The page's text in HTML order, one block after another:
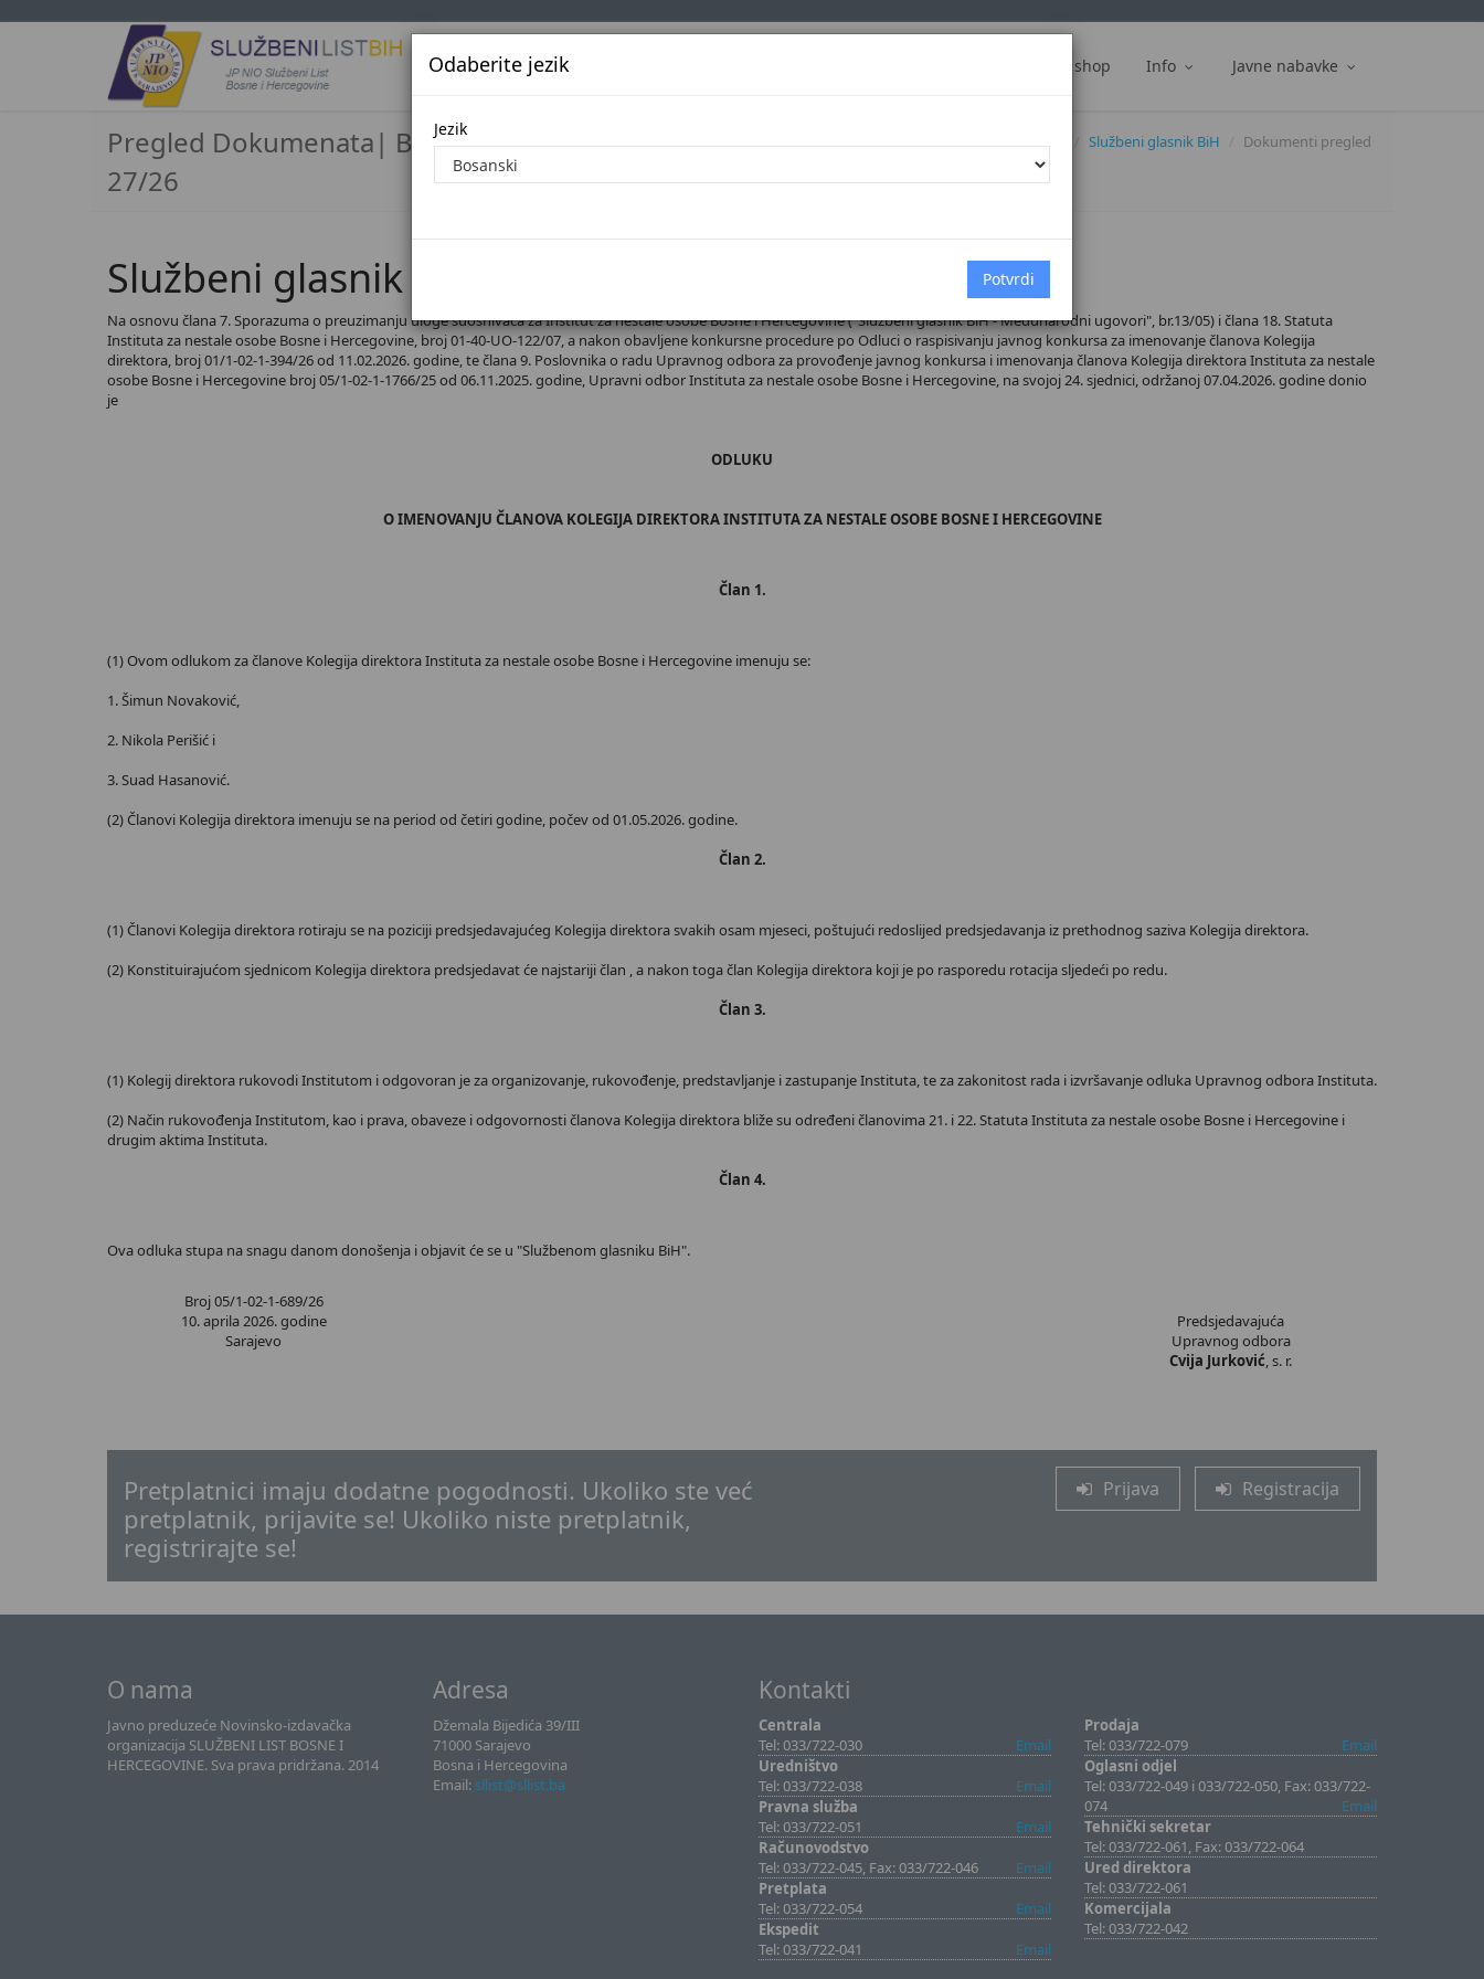
Jezik Službena glasila Web shop Info Javne nabavke
Odaberite jezik
Jezik
Pregled Dokumenata| Broj
27/26
Početna Dokumenti Službeni glasnik BiH Dokumenti pregled
Službeni glasnik BiH, broj 27/26
Na osnovu člana 7. Sporazuma o preuzimanju uloge suosnivača za Institut za nestale osobe Bosne i Hercegovine ("Službeni glasnik BiH - Međunarodni ugovori", br.13/05) i člana 18. Statuta
Instituta za nestale osobe Bosne i Hercegovine, broj 01-40-UO-122/07, a nakon obavljene konkursne procedure po Odluci o raspisivanju javnog konkursa za imenovanje članova Kolegija
direktora, broj 01/1-02-1-394/26 od 11.02.2026. godine, te člana 9. Poslovnika o radu Upravnog odbora za provođenje javnog konkursa i imenovanja članova Kolegija direktora Instituta za nestale
osobe Bosne i Hercegovine broj 05/1-02-1-1766/25 od 06.11.2025. godine, Upravni odbor Instituta za nestale osobe Bosne i Hercegovine, na svojoj 24. sjednici, održanoj 07.04.2026. godine donio
je
ODLUKU
O IMENOVANJU ČLANOVA KOLEGIJA DIREKTORA INSTITUTA ZA NESTALE OSOBE BOSNE I HERCEGOVINE
Član 1.
(1) Ovom odlukom za članove Kolegija direktora Instituta za nestale osobe Bosne i Hercegovine imenuju se:
1. Šimun Novaković,
2. Nikola Perišić i
3. Suad Hasanović.
(2) Članovi Kolegija direktora imenuju se na period od četiri godine, počev od 01.05.2026. godine.
Član 2.
(1) Članovi Kolegija direktora rotiraju se na poziciji predsjedavajućeg Kolegija direktora svakih osam mjeseci, poštujući redoslijed predsjedavanja iz prethodnog saziva Kolegija direktora.
(2) Konstituirajućom sjednicom Kolegija direktora predsjedavat će najstariji član , a nakon toga član Kolegija direktora koji je po rasporedu rotacija sljedeći po redu.
Član 3.
(1) Kolegij direktora rukovodi Institutom i odgovoran je za organizovanje, rukovođenje, predstavljanje i zastupanje Instituta, te za zakonitost rada i izvršavanje odluka Upravnog odbora Instituta.
(2) Način rukovođenja Institutom, kao i prava, obaveze i odgovornosti članova Kolegija direktora bliže su određeni članovima 21. i 22. Statuta Instituta za nestale osobe Bosne i Hercegovine i
drugim aktima Instituta.
Član 4.
Ova odluka stupa na snagu danom donošenja i objavit će se u "Službenom glasniku BiH".
Broj 05/1-02-1-689/26
10. aprila 2026. godine
Sarajevo
Predsjedavajuća
Upravnog odbora
Cvija Jurković, s. r.
Pretplatnici imaju dodatne pogodnosti. Ukoliko ste već
pretplatnik, prijavite se! Ukoliko niste pretplatnik,
registrirajte se!
Prijava Registracija
O nama
Javno preduzeće Novinsko-izdavačka
organizacija SLUŽBENI LIST BOSNE I
HERCEGOVINE. Sva prava pridržana. 2014
Adresa
Džemala Bijedića 39/III
71000 Sarajevo
Bosna i Hercegovina
Email: sllist@sllist.ba
Kontakti
Centrala
Tel: 033/722-030
Email
Uredništvo
Tel: 033/722-038
Email
Pravna služba
Tel: 033/722-051
Email
Računovodstvo
Tel: 033/722-045, Fax: 033/722-046
Email
Pretplata
Tel: 033/722-054
Email
Ekspedit
Tel: 033/722-041
Email
Prodaja
Tel: 033/722-079
Email
Oglasni odjel
Tel: 033/722-049 i 033/722-050, Fax: 033/722-
074
Email
Tehnički sekretar
Tel: 033/722-061, Fax: 033/722-064
Ured direktora
Tel: 033/722-061
Komercijala
Tel: 033/722-042